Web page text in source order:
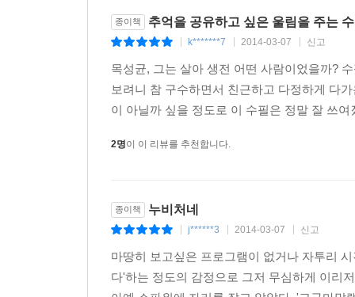
나는 아버지의 손등까지 싸잡아 들었다.
아버지의 손은 육감적이고 내 손은 턱없이 왜소
어느 날 집에서 보낸 하서(下書)가 당도했는데,
그리 알라는 내용이었다. 배필이라는 아버님의
가 내 막내 동생 낳을 때 내가 새벽에 읍내 가서
불과했으니까 그 냄새를 의식하지 못했을 수도 있
나는 중대장 사모님을 뉘어 놓고 주사를 놓았다.
는 일이, 숙달된 위생병의 평소 솜씨와 달리 쉬운
아서 그랬을까, 혈관이 파랗게 비치는 데도 불구
종이책 추억을 공유하고 싶은 울림을 주는
k*******7 2014-03-07 신고
목성균, 그는 살아 생전 어떤 사람이었을까?
보려니 참 구수하면서 친근하고 다정하게 다
이 아닐까 싶을 정도로 이 수필은 정말 잘 쓰
2명이 이 리뷰를 추천합니다.
종이책 누비처네
j******3 2014-03-07 신고
마땅히 보고싶은 프로그램이 없거나 자투리
다'하는 정도의 감정으로 그저 무심하게 이리